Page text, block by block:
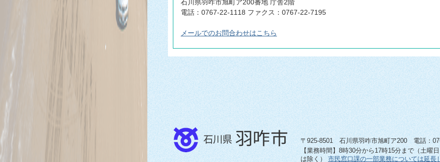
石川県羽咋市旭町ア200番地 庁舎2階
電話：0767-22-1118 ファクス：0767-22-7195
メールでのお問合わせはこちら
〒925-8501 石川県羽咋市旭町ア200 電話：
【業務時間】8時30分から17時15分まで（土曜
は除く） 市民窓口課の一部業務については延長